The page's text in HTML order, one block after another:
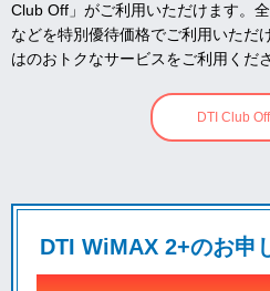
Club Off」がご利用いただけます。
などを特別優待価格でご利用いただ
はのおトクなサービスをご利用くださ
DTI Club
DTI WiMAX 2+のお申